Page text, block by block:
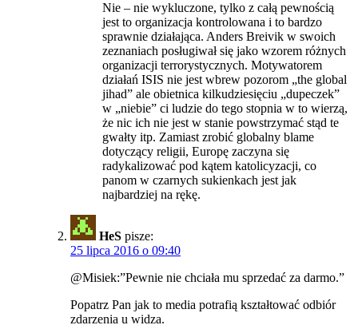
Nie – nie wykluczone, tylko z całą pewnością
jest to organizacja kontrolowana i to bardzo
sprawnie działająca. Anders Breivik w swoich
zeznaniach posługiwał się jako wzorem różnych
organizacji terrorystycznych. Motywatorem
działań ISIS nie jest wbrew pozorom „the global
jihad” ale obietnica kilkudziesięciu „dupeczek”
w „niebie” ci ludzie do tego stopnia w to wierzą,
że nic ich nie jest w stanie powstrzymać stąd te
gwałty itp. Zamiast zrobić globalny blame
dotyczący religii, Europę zaczyna się
radykalizować pod kątem katolicyzacji, co
panom w czarnych sukienkach jest jak
najbardziej na rękę.
HeS pisze:
25 lipca 2016 o 09:40
@Misiek:”Pewnie nie chciała mu sprzedać za darmo.”
Popatrz Pan jak to media potrafią kształtować odbiór
zdarzenia u widza.